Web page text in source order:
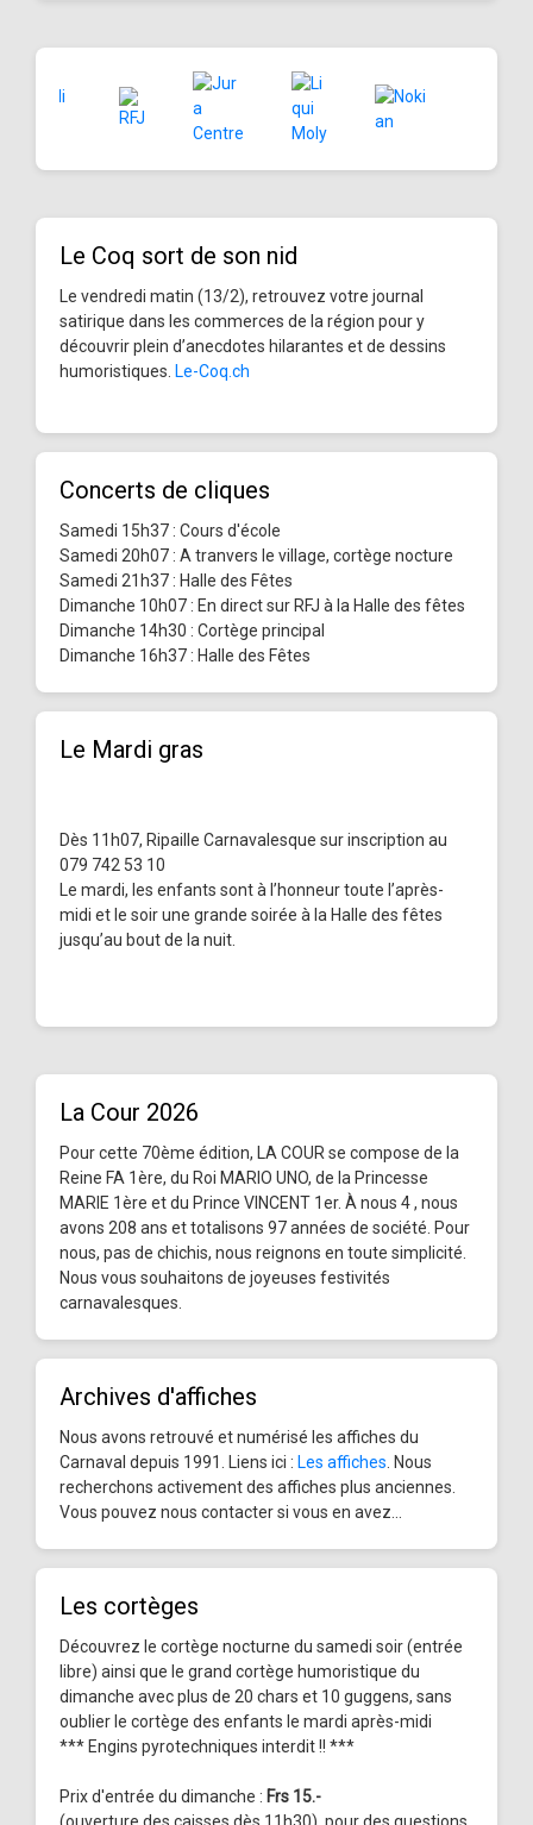
Le Coq sort de son nid
Le vendredi matin (13/2), retrouvez votre journal
satirique dans les commerces de la région pour y
découvrir plein d’anecdotes hilarantes et de dessins
humoristiques. Le-Coq.ch
Concerts de cliques
Samedi 15h37 : Cours d'école
Samedi 20h07 : A tranvers le village, cortège nocture
Samedi 21h37 : Halle des Fêtes
Dimanche 10h07 : En direct sur RFJ à la Halle des fêtes
Dimanche 14h30 : Cortège principal
Dimanche 16h37 : Halle des Fêtes
Le Mardi gras
Dès 11h07, Ripaille Carnavalesque sur inscription au
079 742 53 10
Le mardi, les enfants sont à l’honneur toute l’après-
midi et le soir une grande soirée à la Halle des fêtes
jusqu’au bout de la nuit.
La Cour 2026
Pour cette 70ème édition, LA COUR se compose de la
Reine FA 1ère, du Roi MARIO UNO, de la Princesse
MARIE 1ère et du Prince VINCENT 1er. À nous 4 , nous
avons 208 ans et totalisons 97 années de société. Pour
nous, pas de chichis, nous reignons en toute simplicité.
Nous vous souhaitons de joyeuses festivités
carnavalesques.
Archives d'affiches
Nous avons retrouvé et numérisé les affiches du
Carnaval depuis 1991. Liens ici : Les affiches . Nous
recherchons activement des affiches plus anciennes.
Vous pouvez nous contacter si vous en avez...
Les cortèges
Découvrez le cortège nocturne du samedi soir (entrée
libre) ainsi que le grand cortège humoristique du
dimanche avec plus de 20 chars et 10 guggens, sans
oublier le cortège des enfants le mardi après-midi
*** Engins pyrotechniques interdit !! ***
Prix d'entrée du dimanche : Frs 15.-